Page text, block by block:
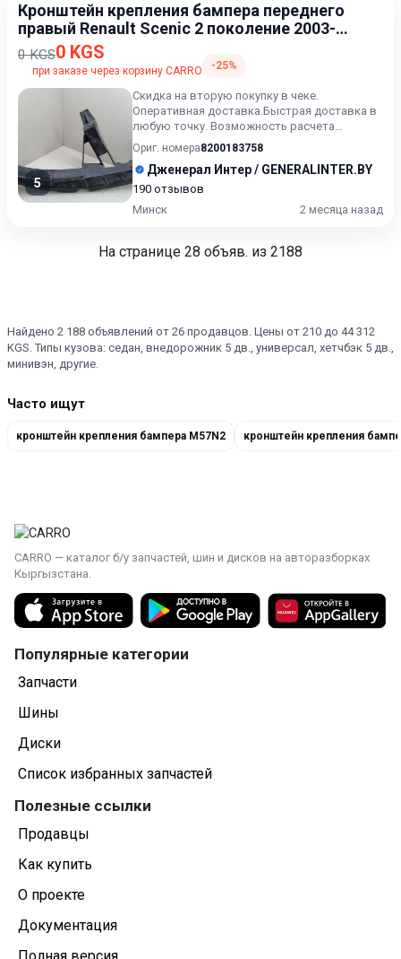
Кронштейн крепления бампера переднего
правый Renault Scenic 2 поколение 2003-
2006
0 KGS0 KGS
при заказе через корзину CARRO -25%
5
Скидка на вторую покупку в чеке.
Оперативная доставка.Быстрая доставка в
любую точку. Возможность расчета
карточкой. Рассрочка. Проверка кач...
Ориг. номера8200183758
Дженерал Интер / GENERALINTER.BY
190 отзывов
Минск
2 месяца назад
На странице 28 объяв. из 2188
Найдено 2 188 объявлений от 26 продавцов. Цены от 210 до 44 312
KGS. Типы кузова: седан, внедорожник 5 дв., универсал, хетчбэк 5 дв.,
минивэн, другие.
Часто ищут
кронштейн крепления бампера M57N2 кронштейн крепления
CARRO — каталог б/у запчастей, шин и дисков на авторазборках
Кыргызстана.
Популярные категории
Запчасти
Шины
Диски
Список избранных запчастей
Полезные ссылки
Продавцы
Как купить
О проекте
Документация